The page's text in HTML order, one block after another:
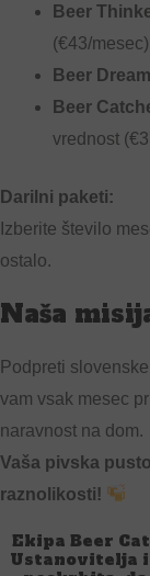
Beer
(€43/mesec)
Beer
Beer
vrednost
Darilni paketi:
Izberite število
ostalo.
Naša
Podpreti
vam vsak mesec
naravnost na dom.
Vaša pivska
raznolikosti!
Ekipa Beer
Ustanovitelja